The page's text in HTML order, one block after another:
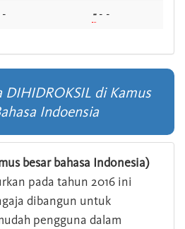
-- -
DIHIDROKSIL di Kamus
Indoensia
besar bahasa Indonesia)
pada tahun 2016 ini
dibangun untuk
pengguna dalam